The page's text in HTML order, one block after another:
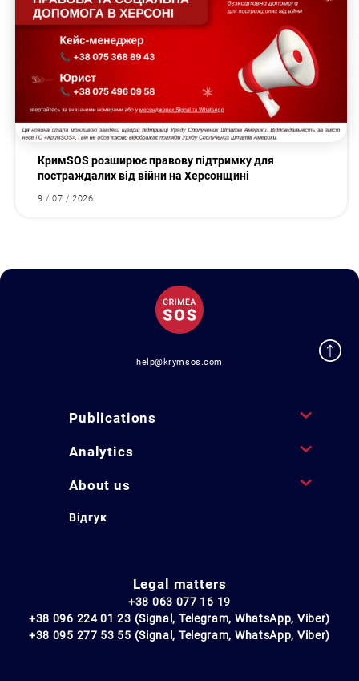
КримSOS розширює правову підтримку для
постраждалих від війни на Херсонщині
9 / 07 / 2026
help@krymsos.com
Publications
Analytics
About us
Відгук
Legal matters
+38 063 077 16 19
+38 096 224 01 23 (Signal, Telegram, WhatsApp, Viber)
+38 095 277 53 55 (Signal, Telegram, WhatsApp, Viber)